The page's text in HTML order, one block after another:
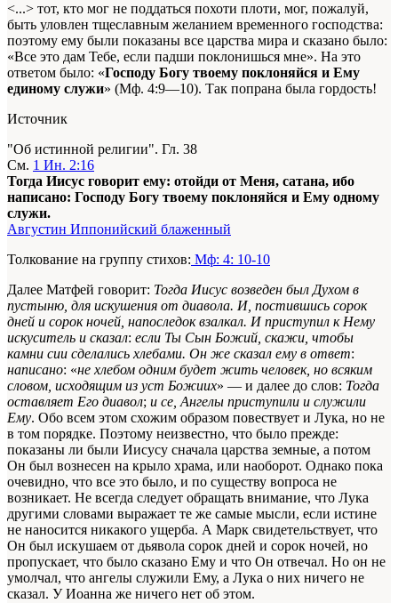
<...> тот, кто мог не поддаться похоти плоти, мог, пожалуй,
быть уловлен тщеславным желанием временного господства:
поэтому ему были показаны все царства мира и сказано было:
«Все это дам Тебе, если падши поклонишься мне». На это
ответом было: «Господу Богу твоему поклоняйся и Ему
единому служи» (Мф. 4:9—10). Так попрана была гордость!
Источник
"Об истинной религии". Гл. 38
См. 1 Ин. 2:16
Тогда Иисус говорит ему: отойди от Меня, сатана, ибо
написано: Господу Богу твоему поклоняйся и Ему одному
служи.
Августин Иппонийский блаженный
Толкование на группу стихов: Мф: 4: 10-10
Далее Матфей говорит: Тогда Иисус возведен был Духом в
пустыню, для искушения от диавола. И, постившись сорок
дней и сорок ночей, напоследок взалкал. И приступил к Нему
искуситель и сказал: если Ты Сын Божий, скажи, чтобы
камни сии сделались хлебами. Он же сказал ему в ответ:
написано: «не хлебом одним будет жить человек, но всяким
словом, исходящим из уст Божиих» — и далее до слов: Тогда
оставляет Его диавол; и се, Ангелы приступили и служили
Ему. Обо всем этом схожим образом повествует и Лука, но не
в том порядке. Поэтому неизвестно, что было прежде:
показаны ли были Иисусу сначала царства земные, а потом
Он был вознесен на крыло храма, или наоборот. Однако пока
очевидно, что все это было, и по существу вопроса не
возникает. Не всегда следует обращать внимание, что Лука
другими словами выражает те же самые мысли, если истине
не наносится никакого ущерба. А Марк свидетельствует, что
Он был искушаем от дьявола сорок дней и сорок ночей, но
пропускает, что было сказано Ему и что Он отвечал. Но он не
умолчал, что ангелы служили Ему, а Лука о них ничего не
сказал. У Иоанна же ничего нет об этом.